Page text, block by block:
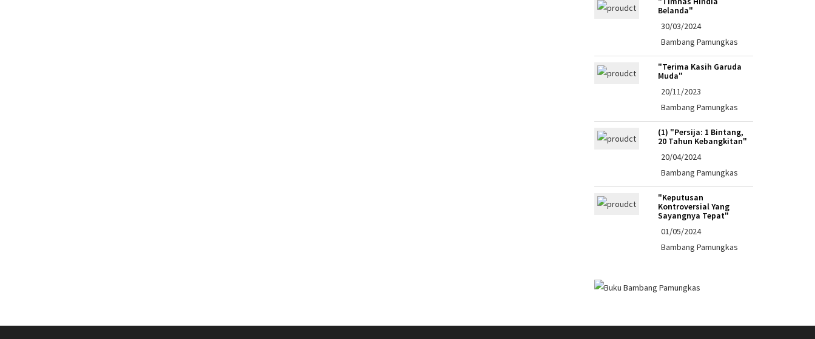
Belanda"
30/03/2024
Bambang Pamungkas
"Terima Kasih Garuda
Muda"
20/11/2023
Bambang Pamungkas
(1) "Persija: 1 Bintang,
20 Tahun Kebangkitan"
20/04/2024
Bambang Pamungkas
"Keputusan
Kontroversial Yang
Sayangnya Tepat"
01/05/2024
Bambang Pamungkas